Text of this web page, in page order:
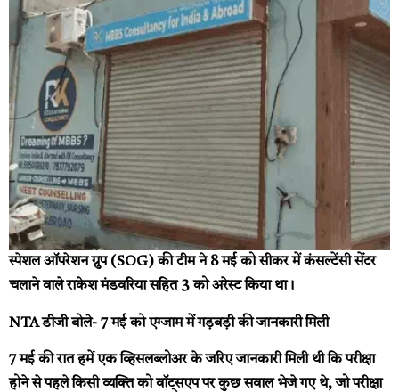
स्पेशल ऑपरेशन ग्रुप (SOG) की टीम ने 8 मई को सीकर में कंसल्टेंसी सेंटर
चलाने वाले राकेश मंडवरिया सहित 3 को अरेस्ट किया था।
NTA डीजी बोले- 7 मई को एग्जाम में गड़बड़ी की जानकारी मिली
7 मई की रात हमें एक व्हिसलब्लोअर के जरिए जानकारी मिली थी कि परीक्षा
होने से पहले किसी व्यक्ति को वॉट्सएप पर कुछ सवाल भेजे गए थे, जो परीक्षा